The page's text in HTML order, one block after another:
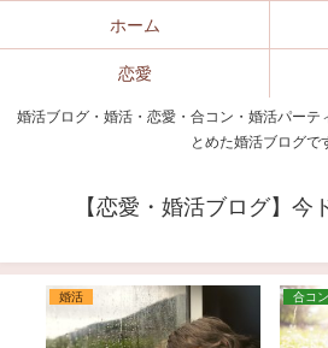
婚活ブログ・婚活・恋愛・合コン・婚活パーテ
とめた婚活ブログで
【恋愛・婚活ブログ】今
ホーム
恋愛
婚活 合コ